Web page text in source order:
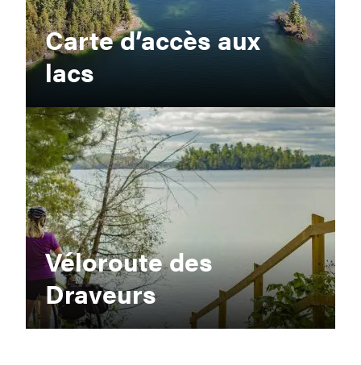
Carte d’accès aux
lacs
Véloroute des
Draveurs